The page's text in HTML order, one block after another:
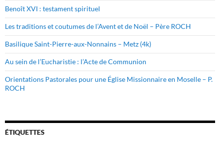
Benoît XVI : testament spirituel
Les traditions et coutumes de l’Avent et de Noël – Père ROCH
Basilique Saint-Pierre-aux-Nonnains – Metz (4k)
Au sein de l’Eucharistie : l’Acte de Communion
Orientations Pastorales pour une Église Missionnaire en Moselle – P.
ROCH
ÉTIQUETTES